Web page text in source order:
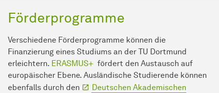
Förderprogramme
Verschiedene Förderprogramme können die
Finanzierung eines Studiums an der TU Dortmund
erleichtern. ERASMUS+ fördert den Austausch auf
europäischer Ebene. Ausländische Studierende können
ebenfalls durch den
Deutschen Akademischen